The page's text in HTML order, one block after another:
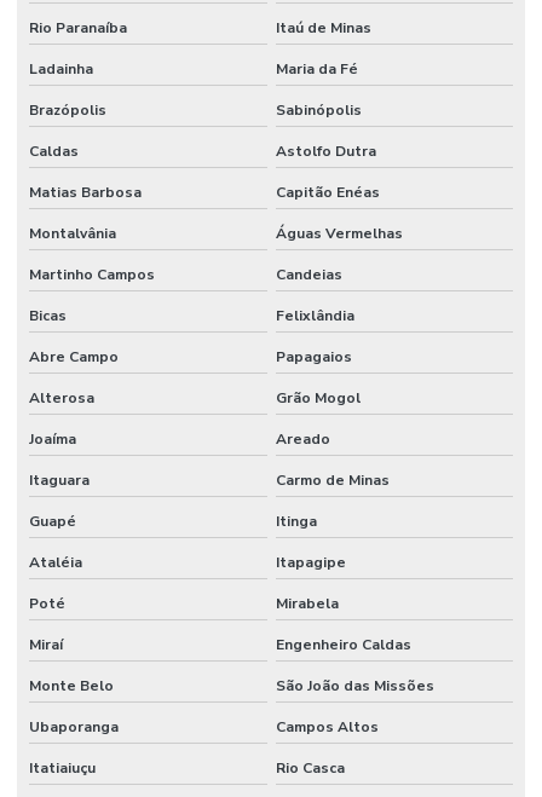
Rio Paranaíba Itaú de Minas
Ladainha Maria da Fé
Brazópolis Sabinópolis
Caldas Astolfo Dutra
Matias Barbosa Capitão Enéas
Montalvânia Águas Vermelhas
Martinho Campos Candeias
Bicas Felixlândia
Abre Campo Papagaios
Alterosa Grão Mogol
Joaíma Areado
Itaguara Carmo de Minas
Guapé Itinga
Ataléia Itapagipe
Poté Mirabela
Miraí Engenheiro Caldas
Monte Belo São João das Missões
Ubaporanga Campos Altos
Itatiaiuçu Rio Casca